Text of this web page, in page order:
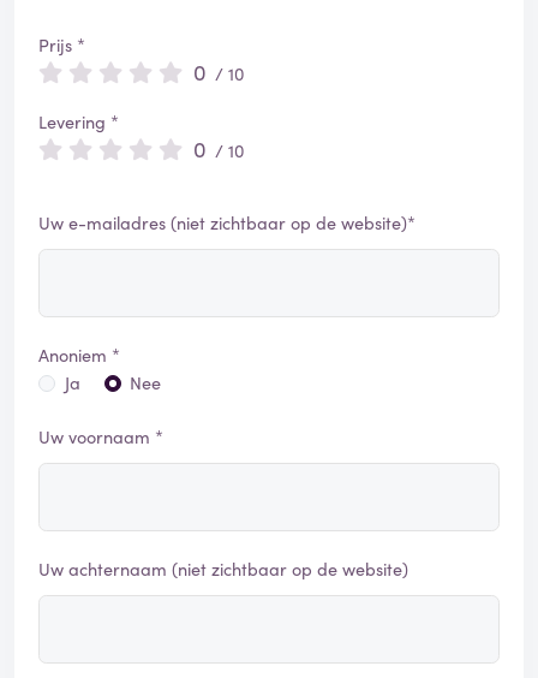
Prijs *
0 / 10
Levering *
0 / 10
Uw e-mailadres (niet zichtbaar op de website)*
Anoniem *
Ja
Nee
Uw voornaam *
Uw achternaam (niet zichtbaar op de website)